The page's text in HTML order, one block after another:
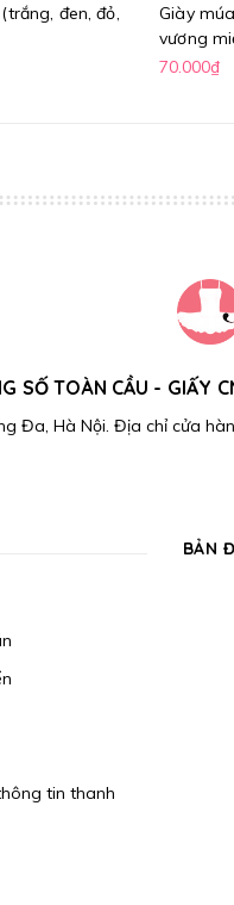
đen, đỏ,
Giày
vương
70.000₫
SỐ TOÀN CẦU -
Đa, Hà Nội. Địa chỉ cửa
tin thanh
BẢN